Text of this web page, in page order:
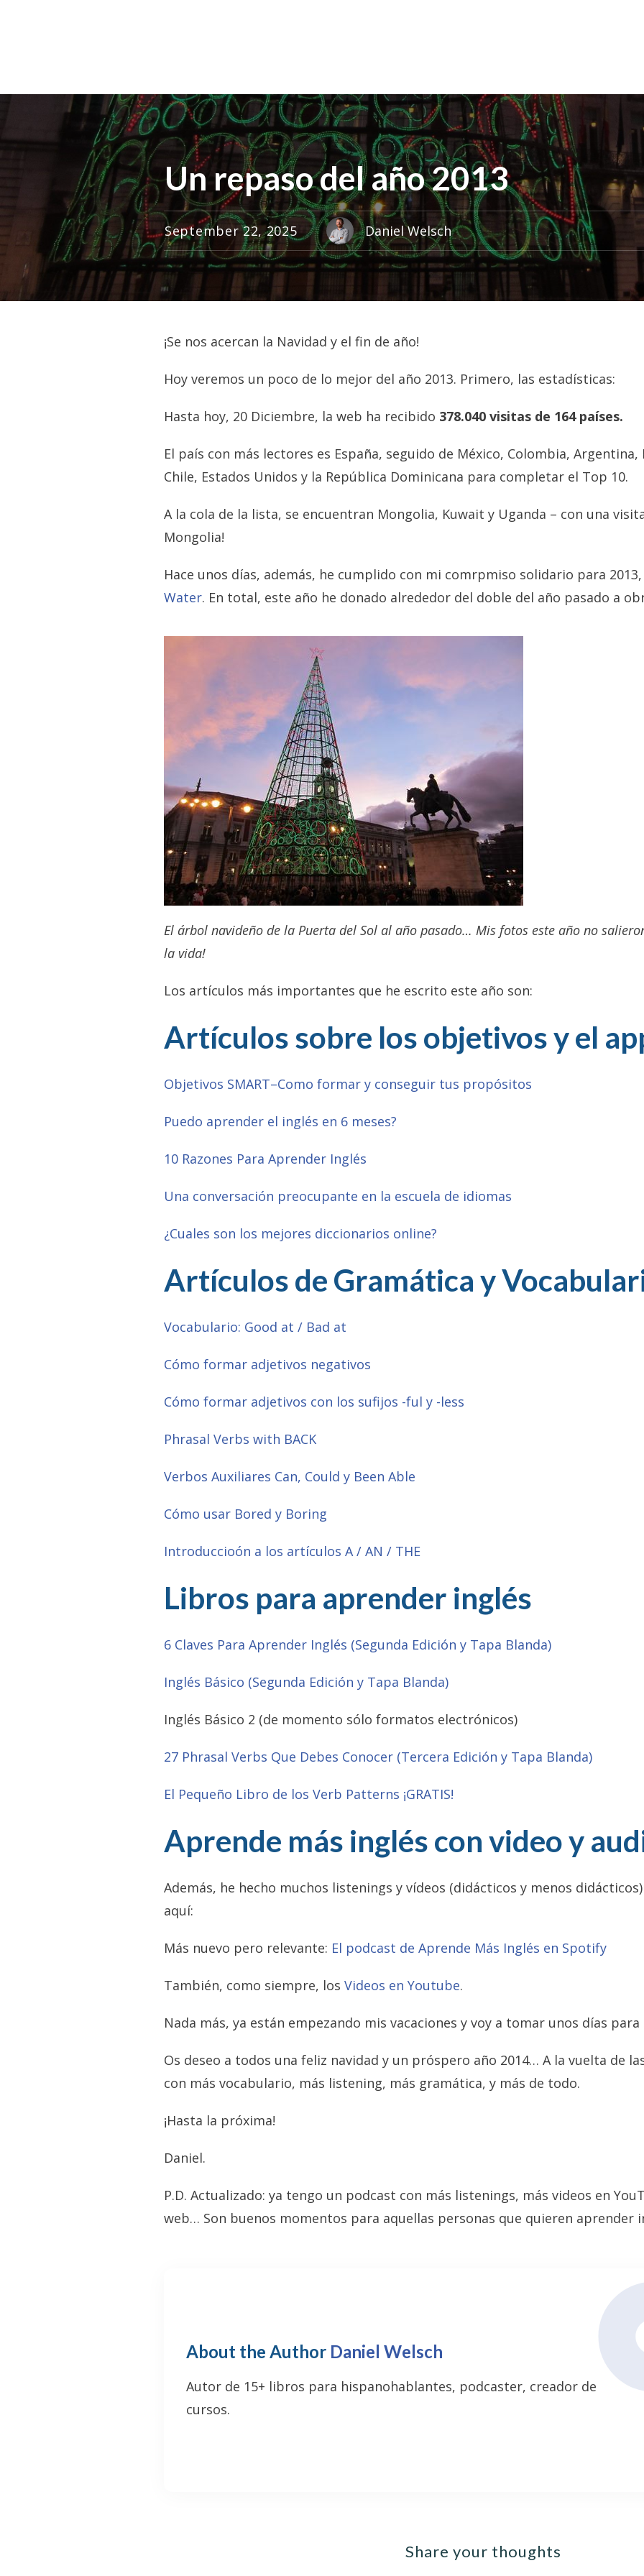
Un repaso del año 2013
September 22, 2025 Daniel Welsch
¡Se nos acercan la Navidad y el fin de año!
Hoy veremos un poco de lo mejor del año 2013. Primero, las estadísticas:
Hasta hoy, 20 Diciembre, la web ha recibido 378.040 visitas de 164 países.
El país con más lectores es España, seguido de México, Colombia, Argentina,
Chile, Estados Unidos y la República Dominicana para completar el Top 10.
A la cola de la lista, se encuentran Mongolia, Kuwait y Uganda – con una
Mongolia!
Hace unos días, además, he cumplido con mi comrpmiso solidario para
Water. En total, este año he donado alrededor del doble del año pasado a
El árbol navideño de la Puerta del Sol al año pasado… Mis fotos este año no
la vida!
Los artículos más importantes que he escrito este año son:
Artículos sobre los objetivos y el
Objetivos SMART–Como formar y conseguir tus propósitos
Puedo aprender el inglés en 6 meses?
10 Razones Para Aprender Inglés
Una conversación preocupante en la escuela de idiomas
¿Cuales son los mejores diccionarios online?
Artículos de Gramática y
Vocabulario: Good at / Bad at
Cómo formar adjetivos negativos
Cómo formar adjetivos con los sufijos -ful y -less
Phrasal Verbs with BACK
Verbos Auxiliares Can, Could y Been Able
Cómo usar Bored y Boring
Introduccioón a los artículos A / AN / THE
Libros para aprender inglés
6 Claves Para Aprender Inglés (Segunda Edición y Tapa Blanda)
Inglés Básico (Segunda Edición y Tapa Blanda)
Inglés Básico 2 (de momento sólo formatos electrónicos)
27 Phrasal Verbs Que Debes Conocer (Tercera Edición y Tapa Blanda)
El Pequeño Libro de los Verb Patterns ¡GRATIS!
Aprende más inglés con video y
Además, he hecho muchos listenings y vídeos (didácticos y menos
aquí:
Más nuevo pero relevante: El podcast de Aprende Más Inglés en Spotify
También, como siempre, los Videos en Youtube.
Nada más, ya están empezando mis vacaciones y voy a tomar unos días
Os deseo a todos una feliz navidad y un próspero año 2014… A la vuelta de
con más vocabulario, más listening, más gramática, y más de todo.
¡Hasta la próxima!
Daniel.
P.D. Actualizado: ya tengo un podcast con más listenings, más videos en
web… Son buenos momentos para aquellas personas que quieren aprender
About the Author Daniel Welsch
Autor de 15+ libros para hispanohablantes, podcaster, creador de
cursos.
Share your thoughts